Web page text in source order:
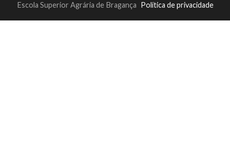
Escola Superior Agrária de Bragança Política de privacidade